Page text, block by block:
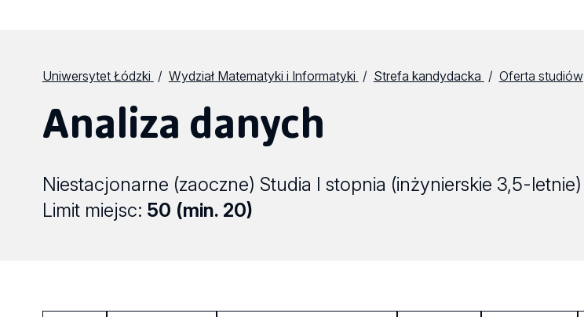
Uniwersytet Łódzki Wydział Matematyki i Informatyki Strefa kandydacka Oferta studiów
Analiza danych
Niestacjonarne (zaoczne) Studia I stopnia (inżynierskie 3,5-letnie)
Limit miejsc: 50 (min. 20)